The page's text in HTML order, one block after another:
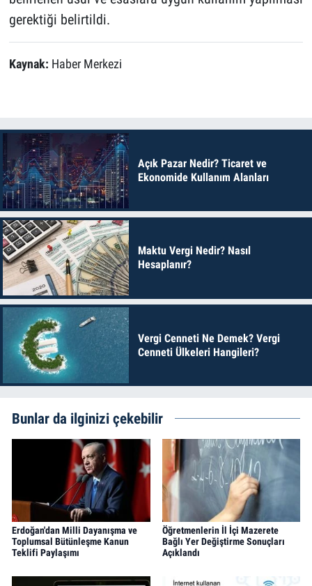
gerektiği belirtildi.
Kaynak: Haber Merkezi
Açık Pazar Nedir? Ticaret ve
Ekonomide Kullanım Alanları
Maktu Vergi Nedir? Nasıl
Hesaplanır?
Vergi Cenneti Ne Demek? Vergi
Cenneti Ülkeleri Hangileri?
Bunlar da ilginizi çekebilir
Erdoğan'dan Milli Dayanışma ve
Toplumsal Bütünleşme Kanun
Teklifi Paylaşımı
Öğretmenlerin İl İçi Mazerete
Bağlı Yer Değiştirme Sonuçları
Açıklandı